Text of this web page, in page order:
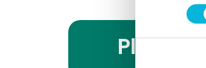
consentement